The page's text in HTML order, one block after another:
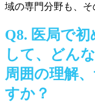
域の専門分野も、そ
Q8. 医局で
して、どん
周囲の理解
すか？